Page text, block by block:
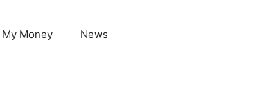
My Money News